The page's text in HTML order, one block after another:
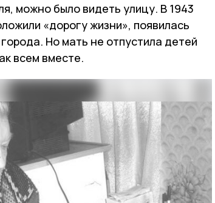
можно было видеть улицу. В 1943
«дорогу жизни», появилась
Но мать не отпустила детей
всем вместе.